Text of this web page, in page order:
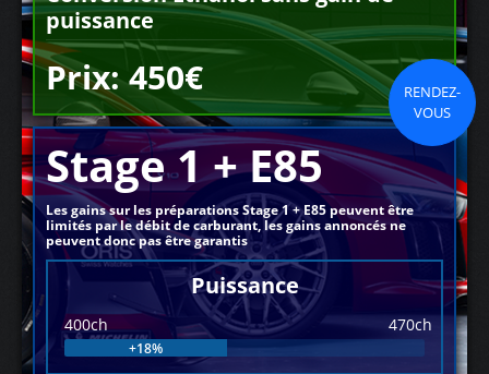
puissance
Prix: 450€
RENDEZ-
VOUS
Stage 1 + E85
Les gains sur les préparations Stage 1 + E85 peuvent être
limités par le débit de carburant, les gains annoncés ne
peuvent donc pas être garantis
Puissance
400ch 470ch
+18%